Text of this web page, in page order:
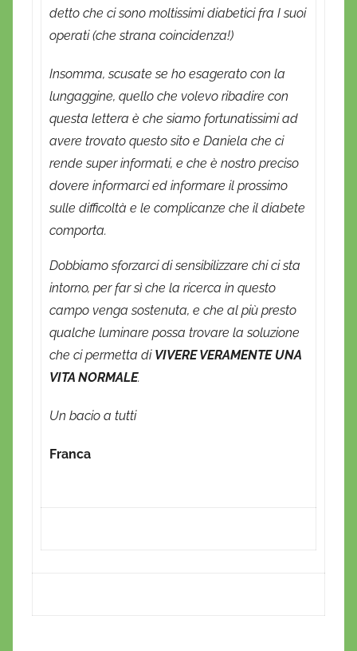
detto che ci sono moltissimi diabetici fra I suoi
operati (che strana coincidenza!)
Insomma, scusate se ho esagerato con la
lungaggine, quello che volevo ribadire con
questa lettera è che siamo fortunatissimi ad
avere trovato questo sito e Daniela che ci
rende super informati, e che è nostro preciso
dovere informarci ed informare il prossimo
sulle difficoltà e le complicanze che il diabete
comporta.
Dobbiamo sforzarci di sensibilizzare chi ci sta
intorno, per far sì che la ricerca in questo
campo venga sostenuta, e che al più presto
qualche luminare possa trovare la soluzione
che ci permetta diVIVERE VERAMENTE UNA
VITA NORMALE.
Un bacio a tutti
Franca